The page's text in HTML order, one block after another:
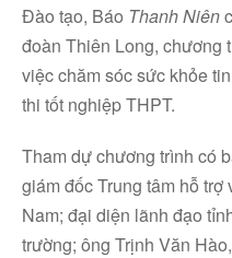
Đào tạo, Báo Thanh Niên
đoàn Thiên Long, chương
việc chăm sóc sức khỏe
thi tốt nghiệp THPT.
Tham dự chương trình có
giám đốc Trung tâm hỗ
Nam; đại diện lãnh đạo
trường; ông Trịnh Văn